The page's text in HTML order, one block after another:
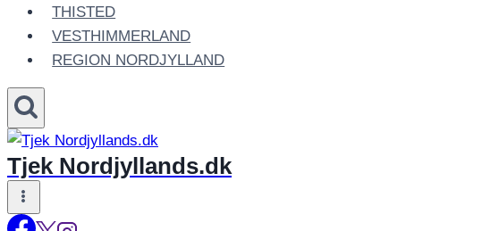
THISTED
VESTHIMMERLAND
REGION NORDJYLLAND
Tjek Nordjyllands.dk